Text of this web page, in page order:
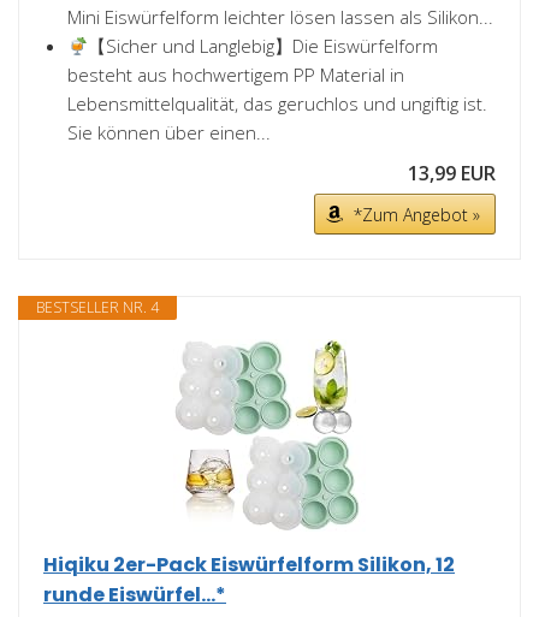
Mini Eiswürfelform leichter lösen lassen als Silikon...
【Sicher und Langlebig】Die Eiswürfelform
besteht aus hochwertigem PP Material in
Lebensmittelqualität, das geruchlos und ungiftig ist.
Sie können über einen...
13,99 EUR
*Zum Angebot »
BESTSELLER NR. 4
Hiqiku 2er-Pack Eiswürfelform Silikon, 12
runde Eiswürfel...*